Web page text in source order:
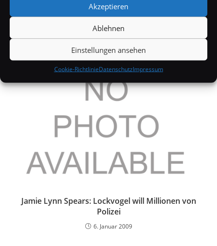
Akzeptieren
Ablehnen
Einstellungen ansehen
Cookie-RichtlinieDatenschutzImpressum
Katy Perry Steht auf Lady GaGa’s Outfits
Jamie Lynn Spears: Lockvogel will Millionen von
Polizei
6. Januar 2009